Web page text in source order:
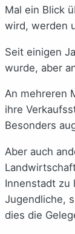
Mal ein Blick
wird, werden
Seit einigen
wurde, aber
An mehreren
ihre
Besonders
Aber auch
Innenstadt zu
Jugendliche,
dies die